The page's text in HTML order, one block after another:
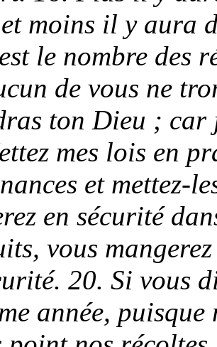
moins il y aura
le nombre des
de vous ne
ton Dieu ; car
mes lois en
et mettez-
en sécurité
vous
20. Si vous
année,